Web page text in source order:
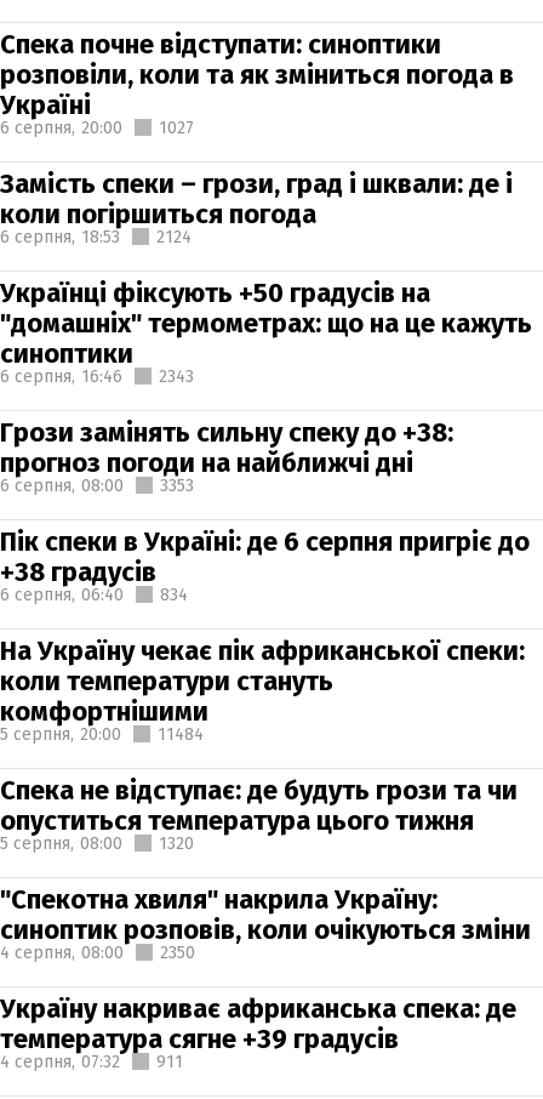
Спека почне відступати: синоптики
розповіли, коли та як зміниться погода в
Україні
6 серпня, 20:00 1027
Замість спеки – грози, град і шквали: де і
коли погіршиться погода
6 серпня, 18:53 2124
Українці фіксують +50 градусів на
"домашніх" термометрах: що на це кажуть
синоптики
6 серпня, 16:46 2343
Грози замінять сильну спеку до +38:
прогноз погоди на найближчі дні
6 серпня, 08:00 3353
Пік спеки в Україні: де 6 серпня пригріє до
+38 градусів
6 серпня, 06:40 834
На Україну чекає пік африканської спеки:
коли температури стануть
комфортнішими
5 серпня, 20:00 11484
Спека не відступає: де будуть грози та чи
опуститься температура цього тижня
5 серпня, 08:00 1320
"Спекотна хвиля" накрила Україну:
синоптик розповів, коли очікуються зміни
4 серпня, 08:00 2350
Україну накриває африканська спека: де
температура сягне +39 градусів
4 серпня, 07:32 911